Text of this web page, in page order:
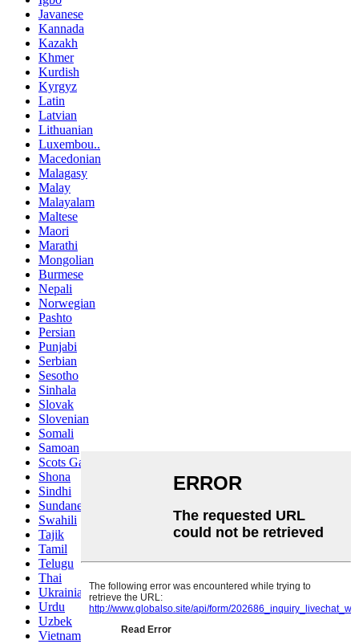
Javanese
Kannada
Kazakh
Khmer
Kurdish
Kyrgyz
Latin
Latvian
Lithuanian
Luxembou..
Macedonian
Malagasy
Malay
Malayalam
Maltese
Maori
Marathi
Mongolian
Burmese
Nepali
Norwegian
Pashto
Persian
Punjabi
Serbian
Sesotho
Sinhala
Slovak
Slovenian
Somali
Samoan
Scots Gaelic
Shona
Sindhi
Sundanese
Swahili
Tajik
Tamil
Telugu
Thai
Ukrainian
Urdu
Uzbek
Vietnamese